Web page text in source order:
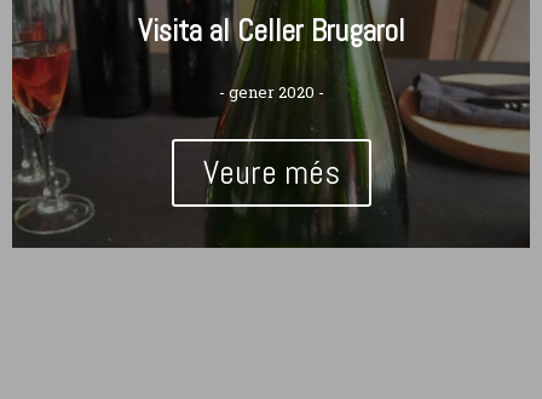
Visita al Celler Brugarol
- gener 2020 -
Veure més